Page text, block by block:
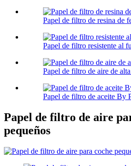
Papel de filtro de resina de
Papel de filtro resistente al
Papel de filtro de aire de
Papel de filtro de aceite By
Papel de filtro de aire
pequeños